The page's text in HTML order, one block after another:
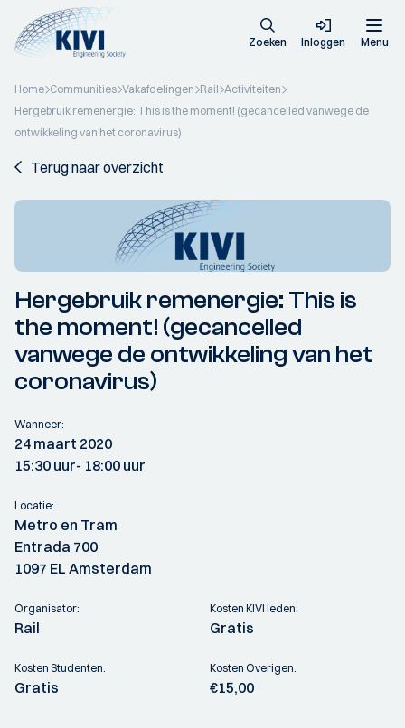
Zoeken Inloggen Menu
Home Communities Vakafdelingen Rail Activiteiten
Hergebruik remenergie: This is the moment! (gecancelled vanwege de
ontwikkeling van het coronavirus)
Terug naar overzicht
Hergebruik remenergie: This is
the moment! (gecancelled
vanwege de ontwikkeling van het
coronavirus)
Wanneer:
24 maart 2020
15:30 uur- 18:00 uur
Locatie:
Metro en Tram
Entrada 700
1097 EL Amsterdam
Organisator:
Rail
Kosten KIVI leden:
Gratis
Kosten Studenten:
Gratis
Kosten Overigen:
€15,00